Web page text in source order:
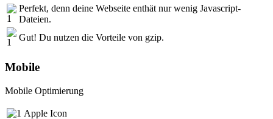
Perfekt, denn deine Webseite enthät nur wenig Javascript-
Dateien.
Gut! Du nutzen die Vorteile von gzip.
Mobile
Mobile Optimierung
Apple Icon